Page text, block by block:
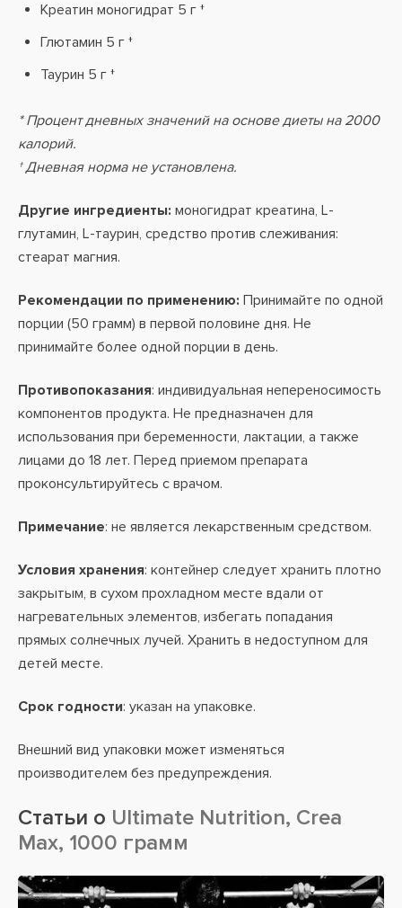
Креатин моногидрат 5 г †
Глютамин 5 г †
Таурин 5 г †
* Процент дневных значений на основе диеты на 2000
калорий.
† Дневная норма не установлена.
Другие ингредиенты: моногидрат креатина, L-
глутамин, L-таурин, средство против слеживания:
стеарат магния.
Рекомендации по применению: Принимайте по одной
порции (50 грамм) в первой половине дня. Не
принимайте более одной порции в день.
Противопоказания: индивидуальная непереносимость
компонентов продукта. Не предназначен для
использования при беременности, лактации, а также
лицами до 18 лет. Перед приемом препарата
проконсультируйтесь с врачом.
Примечание: не является лекарственным средством.
Условия хранения: контейнер следует хранить плотно
закрытым, в сухом прохладном месте вдали от
нагревательных элементов, избегать попадания
прямых солнечных лучей. Хранить в недоступном для
детей месте.
Срок годности: указан на упаковке.
Внешний вид упаковки может изменяться
производителем без предупреждения.
Статьи о Ultimate Nutrition, Crea
Max, 1000 грамм